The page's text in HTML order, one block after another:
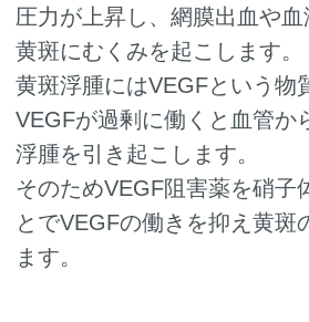
圧力が上昇し、網膜出血や
黄斑にむくみを起こします。
黄斑浮腫にはVEGFという物
VEGFが過剰に働くと血管か
浮腫を引き起こします。
そのためVEGF阻害薬を硝子
とでVEGFの働きを抑え黄斑
ます。